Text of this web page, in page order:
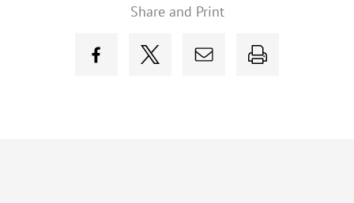
Share and Print